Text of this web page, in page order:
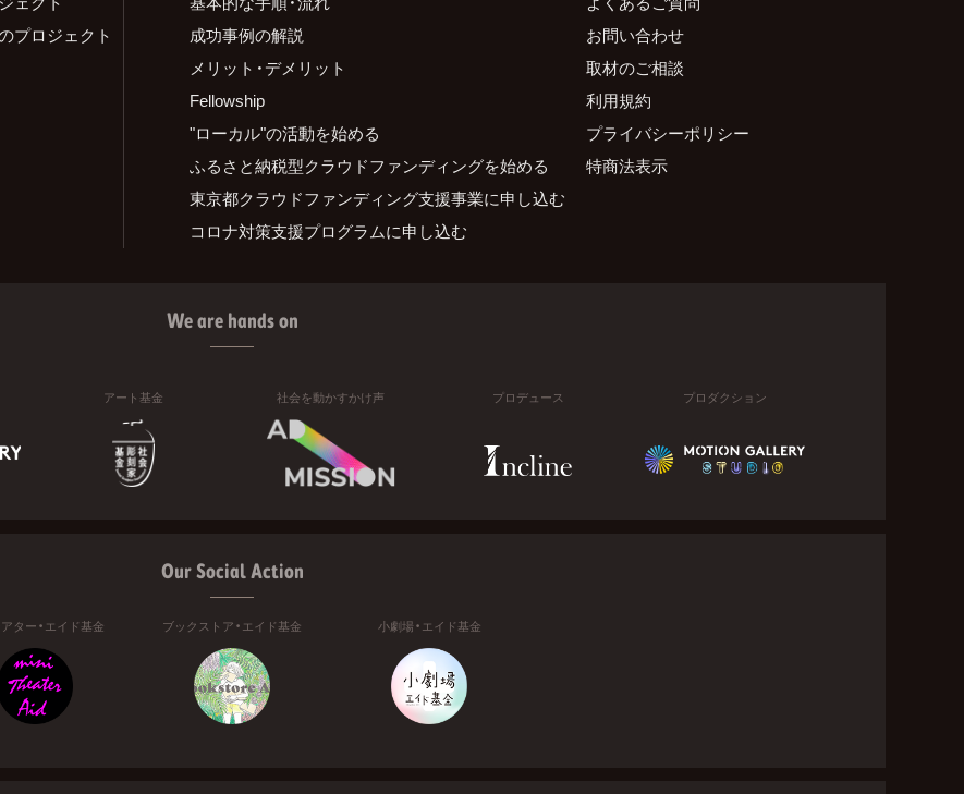
プロジェクト
成功事例の解説
メリット・デメリット
Fellowship
"ローカル"の活動を始める
ふるさと納税型クラウドファンディングを始める
東京都クラウドファンディング支援事業に申し込む
コロナ対策支援プログラムに申し込む
お問い合わせ
取材のご相談
利用規約
プライバシーポリシー
特商法表示
We are hands on
アート基金 社会を動かすかけ声 プロデュース プロダクション
Our Social Action
ター・エイド基金 ブックストア・エイド基金 小劇場・エイド基金